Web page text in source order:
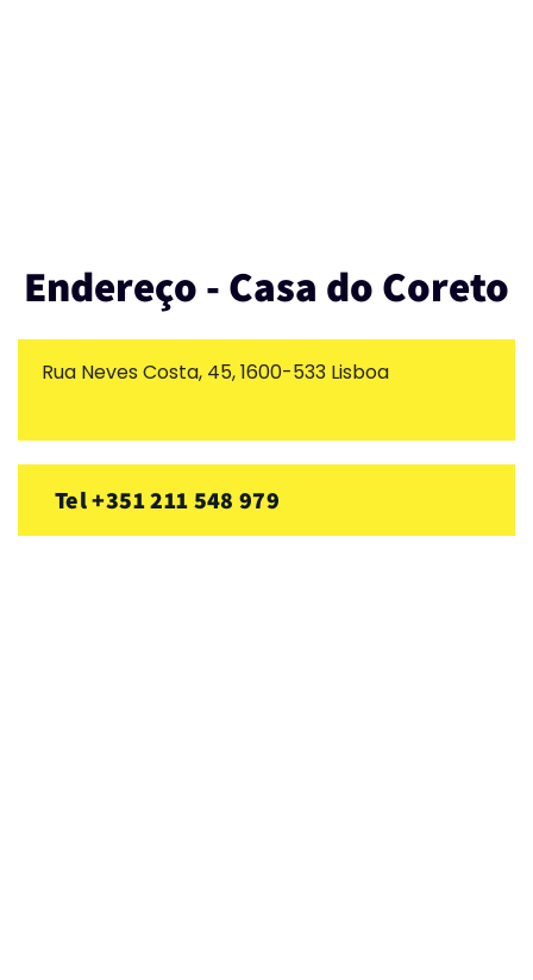
Endereço - Casa do Coreto
Rua Neves Costa, 45, 1600-533 Lisboa
Tel +351 211 548 979